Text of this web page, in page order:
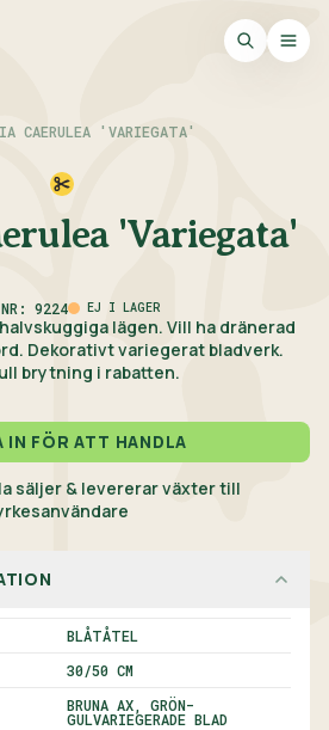
CAERULEA 'VARIEGATA'
'Variegata'
lägen. Vill ha dränerad
Dekorativt variegerat bladverk.
brytning i rabatten.
9224 EJ I LAGER
IN FÖR ATT HANDLA
säljer & levererar växter till
BLÅTÅTEL
30/50 CM
BRUNA AX, GRÖN-
GULVARIEGERADE BLAD